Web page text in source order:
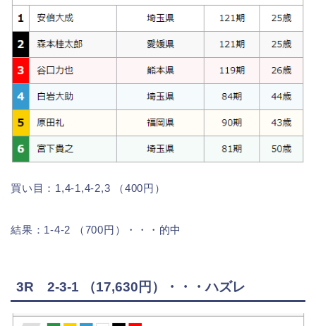
買い目：1,4-1,4-2,3 （400円）
結果：1-4-2 （700円）・・・的中
3R 2-3-1 （17,630円）・・・ハズレ